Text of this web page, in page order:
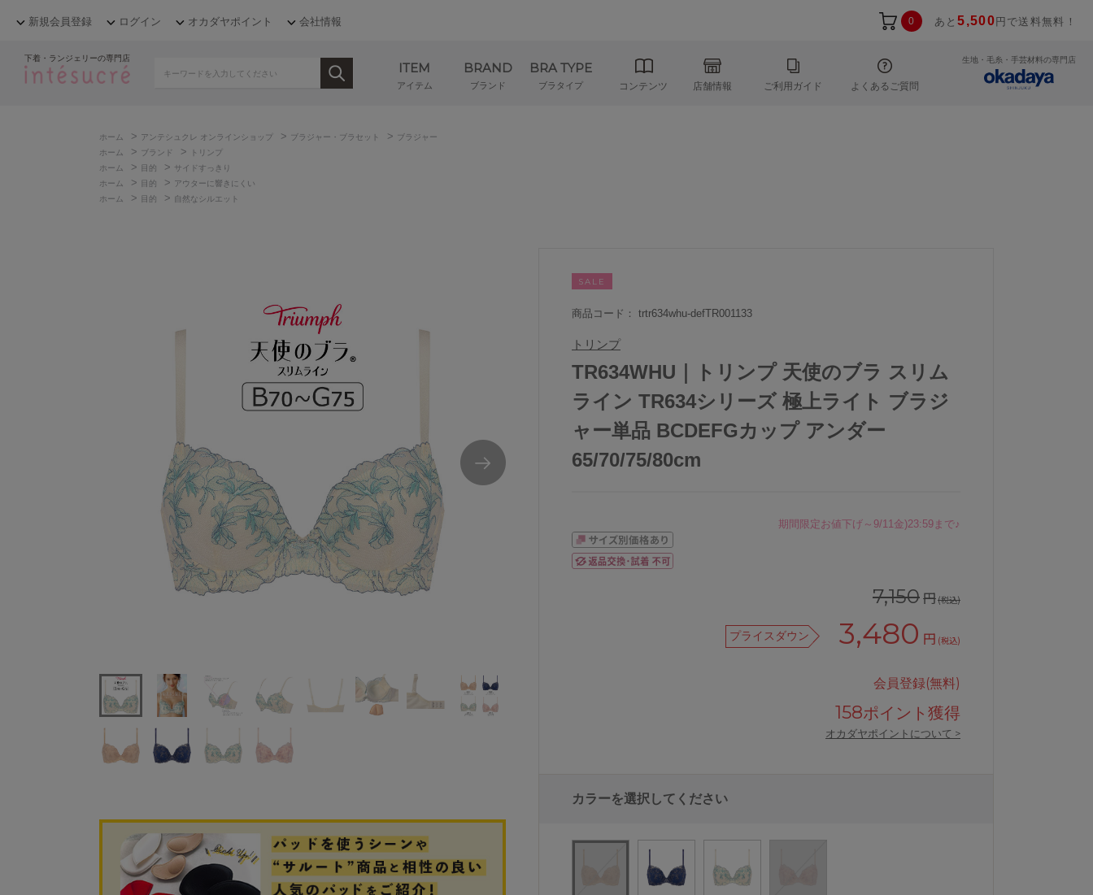
新規会員登録 ログイン オカダヤポイント 会社情報 0 あと5,500 円で送料無料！
下着・ランジェリーの専門店
ITEM
アイテム
BRAND
ブランド
BRA TYPE
ブラタイプ コンテンツ 店舗情報 ご利用ガイド よくあるご質問
生地・毛糸・手芸材料の専門店
ホーム > アンテシュクレ オンラインショップ > ブラジャー・ブラセット > ブラジャー
ホーム
> ブランド >
トリンプ
ホーム
> 目的 > サイドすっきり
ホーム
> 目的 > アウターに響きにくい
ホーム
> 目的 > 自然なシルエット
SALE
商品コード： trtr634whu-defTR001133
トリンプ
TR634WHU｜トリンプ 天使のブラ スリム
ライン TR634シリーズ 極上ライト ブラジ
ャー単品 BCDEFGカップ アンダー
65/70/75/80cm
期間限定お値下げ～9/11金)23:59まで♪
7,150円(税込)
プライスダウン 3,480 円 (税込)
会員登録(無料)
158ポイント獲得
オカダヤポイントについて >
カラーを選択してください